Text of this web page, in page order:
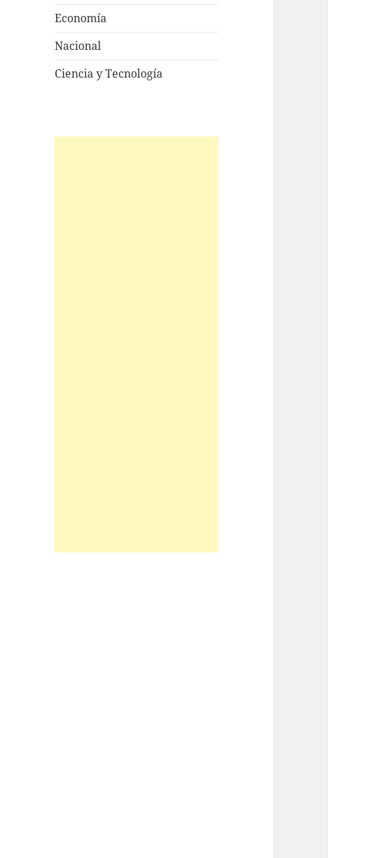
Economía
Nacional
Ciencia y Tecnología